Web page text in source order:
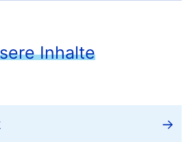
Inhalte